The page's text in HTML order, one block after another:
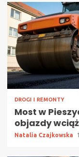
DROGI I REMONTY
Most w
objazdy
Natalia Czajkowska